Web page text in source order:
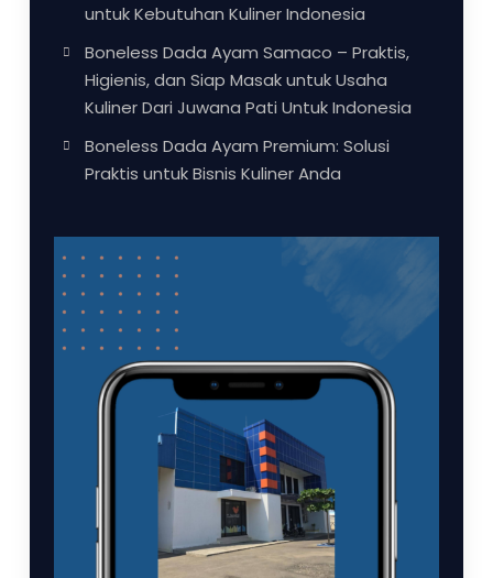
untuk Kebutuhan Kuliner Indonesia
Boneless Dada Ayam Samaco – Praktis,
Higienis, dan Siap Masak untuk Usaha
Kuliner Dari Juwana Pati Untuk Indonesia
Boneless Dada Ayam Premium: Solusi
Praktis untuk Bisnis Kuliner Anda